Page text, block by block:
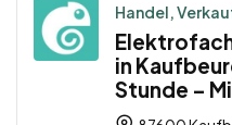
Handel,
in
Stunde –